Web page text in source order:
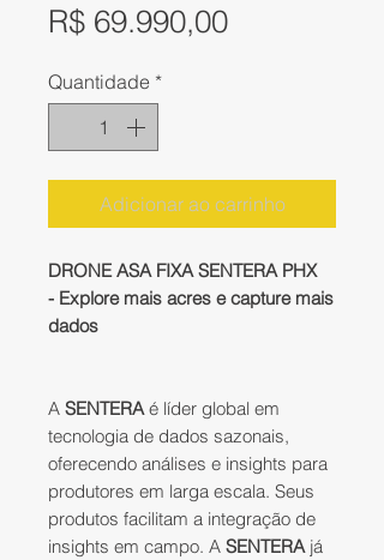
R$ 69.990,00Preço
Quantidade *
Adicionar ao carrinho
DRONE ASA FIXA SENTERA PHX
- Explore mais acres e capture mais
dados
A SENTERAé líder global em
tecnologia de dados sazonais,
oferecendo análises e insights para
produtores em larga escala. Seus
produtos facilitam a integração de
insights em campo. A SENTERAjá